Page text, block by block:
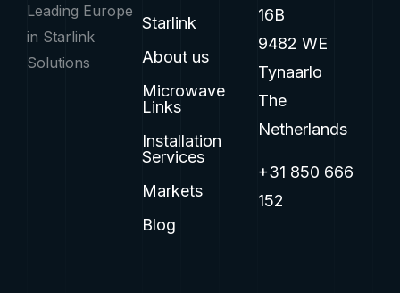
Leading Europe
in Starlink
Solutions
Starlink
About us
Microwave
Links
Installation
Services
Markets
Blog
16B
9482 WE
Tynaarlo
The
Netherlands
+31 850 666
152